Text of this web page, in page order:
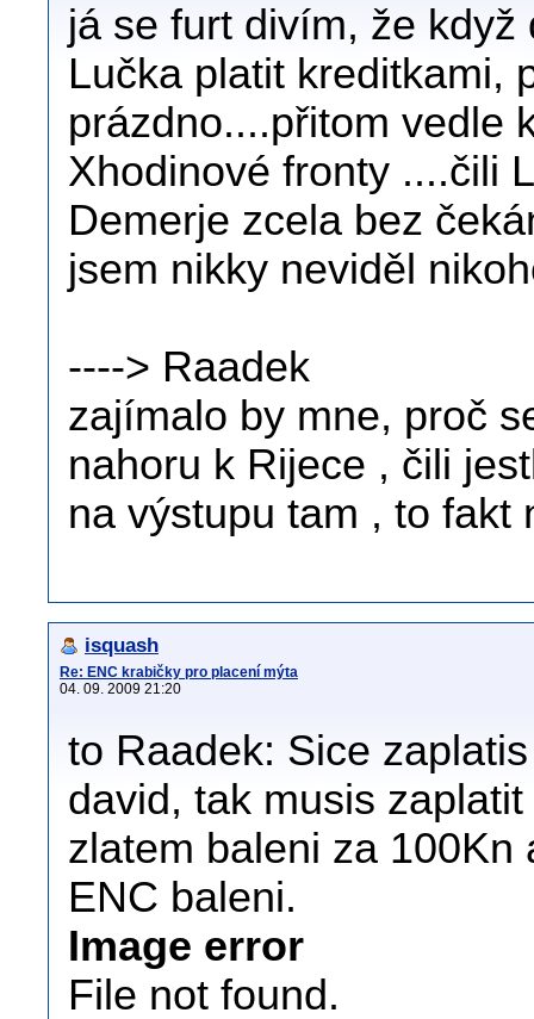
já se furt divím, že
Lučka platit kreditkami,
prázdno....přitom vedle
Xhodinové fronty ....čili
Demerje zcela bez
jsem nikky neviděl
----> Raadek
zajímalo by mne, proč
nahoru k Rijece , čili
na výstupu tam , to fakt
isquash
Re: ENC krabičky pro placení mýta
04. 09. 2009 21:20
to Raadek: Sice
david, tak musis
zlatem baleni za 100Kn
ENC baleni.
Image error
File not found.